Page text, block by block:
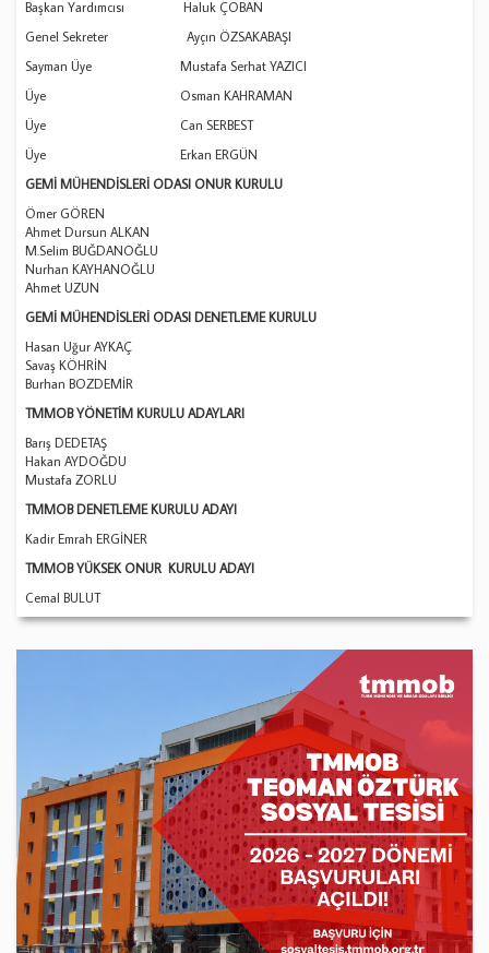
Başkan Yardımcısı Haluk ÇOBAN
Genel Sekreter Ayçın ÖZSAKABAŞI
Sayman Üye Mustafa Serhat YAZICI
Üye Osman KAHRAMAN
Üye Can SERBEST
Üye Erkan ERGÜN
GEMİ MÜHENDİSLERİ ODASI ONUR KURULU
Ömer GÖREN
Ahmet Dursun ALKAN
M.Selim BUĞDANOĞLU
Nurhan KAYHANOĞLU
Ahmet UZUN
GEMİ MÜHENDİSLERİ ODASI DENETLEME KURULU
Hasan Uğur AYKAÇ
Savaş KÖHRİN
Burhan BOZDEMİR
TMMOB YÖNETİM KURULU ADAYLARI
Barış DEDETAŞ
Hakan AYDOĞDU
Mustafa ZORLU
TMMOB DENETLEME KURULU ADAYI
Kadir Emrah ERGİNER
TMMOB YÜKSEK ONUR KURULU ADAYI
Cemal BULUT